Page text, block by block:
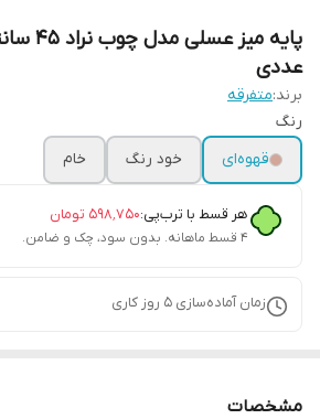
عددی
برند:متفرقه
رنگ
قهوه‌ای
خود رنگ خام
هر قسط با ترب‌پی:۵۹۸٬۷۵۰ تومان
۴ قسط ماهانه. بدون سود، چک و ضامن.
زمان آماده‌سازی 5 روز کاری
مشخصات